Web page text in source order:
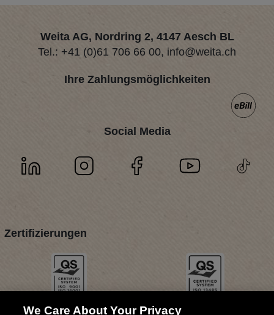
Weita AG, Nordring 2, 4147 Aesch BL
Tel.: +41 (0)61 706 66 00, info@weita.ch
Ihre Zahlungsmöglichkeiten
Social Media
Zertifizierungen
We Care About Your Privacy